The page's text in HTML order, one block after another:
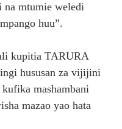
na mtumie weledi
huu”.
kupitia TARURA
hususan za vijijini
mashambani
mazao yao hata